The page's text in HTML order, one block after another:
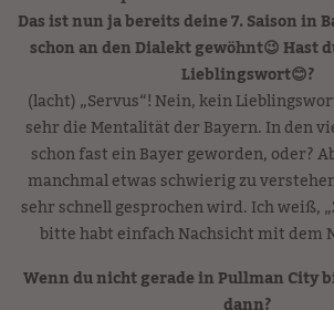
Das ist nun ja bereits deine 7. Saison in
schon an den Dialekt gewöhnt😉 Hast
Lieblingswort😊?
(lacht) „Servus“! Nein, kein
sehr die Mentalität der Bayern. In den
schon fast ein Bayer geworden, oder?
manchmal etwas schwierig zu
sehr schnell gesprochen wird. Ich weiß,
bitte habt einfach Nachsicht mit dem
Wenn du nicht gerade in Pullman City